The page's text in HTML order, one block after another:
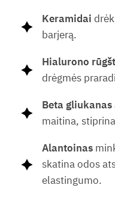
Keramidai
barjerą.
Hialurono
drėgmės
Beta gliukanas
maitina,
Alantoinas
skatina odos
elastingumo.